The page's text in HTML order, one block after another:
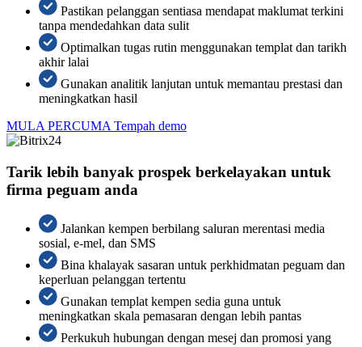
Pastikan pelanggan sentiasa mendapat maklumat terkini
tanpa mendedahkan data sulit
Optimalkan tugas rutin menggunakan templat dan tarikh
akhir lalai
Gunakan analitik lanjutan untuk memantau prestasi dan
meningkatkan hasil
MULA PERCUMA Tempah demo
Tarik lebih banyak prospek berkelayakan untuk
firma peguam anda
Jalankan kempen berbilang saluran merentasi media
sosial, e-mel, dan SMS
Bina khalayak sasaran untuk perkhidmatan peguam dan
keperluan pelanggan tertentu
Gunakan templat kempen sedia guna untuk
meningkatkan skala pemasaran dengan lebih pantas
Perkukuh hubungan dengan mesej dan promosi yang